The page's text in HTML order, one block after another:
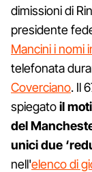
dimissioni di
presidente
Mancini i nomi
telefonata
Coverciano. Il
spiegatoil
del
unici due
nell'elenco di